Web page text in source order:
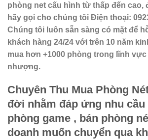
phòng net cấu hình từ thấp đến cao,
hãy gọi cho chúng tôi Điện thoại:
Chúng tôi luôn sẵn sàng có mặt để
khách hàng 24/24 với trên 10 năm
mua hơn +1000 phòng trong lĩnh
nhượng.
Chuyên Thu Mua Phòng
đời nhằm đáp ứng nhu cầu
phòng game , bán phòng
doanh muốn chuyển qua